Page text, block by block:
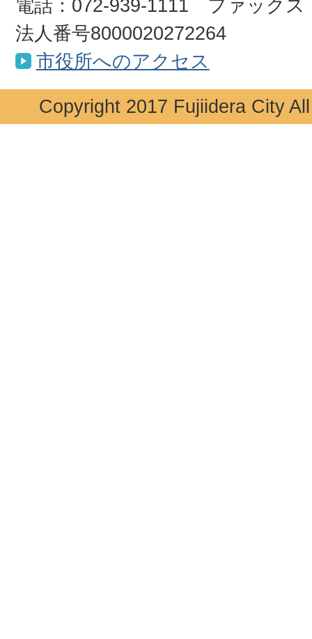
電話：072-939-1111 ファックス
法人番号8000020272264
市役所へのアクセス
Copyright 2017 Fujiidera City